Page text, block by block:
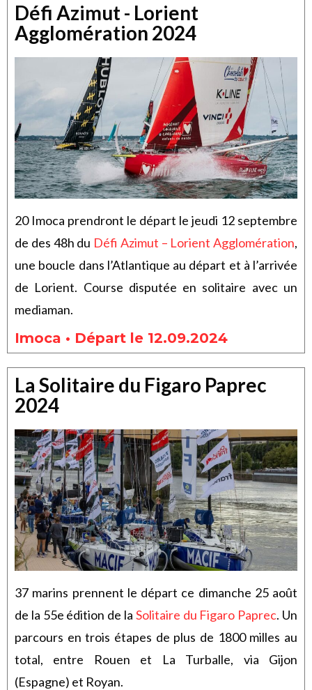
Défi Azimut - Lorient
Agglomération 2024
20 Imoca prendront le départ le jeudi 12 septembre
de des 48h du Défi Azimut – Lorient Agglomération,
une boucle dans l’Atlantique au départ et à l’arrivée
de Lorient. Course disputée en solitaire avec un
mediaman.
Imoca • Départ le 12.09.2024
La Solitaire du Figaro Paprec
2024
37 marins prennent le départ ce dimanche 25 août
de la 55e édition de la Solitaire du Figaro Paprec. Un
parcours en trois étapes de plus de 1800 milles au
total, entre Rouen et La Turballe, via Gijon
(Espagne) et Royan.